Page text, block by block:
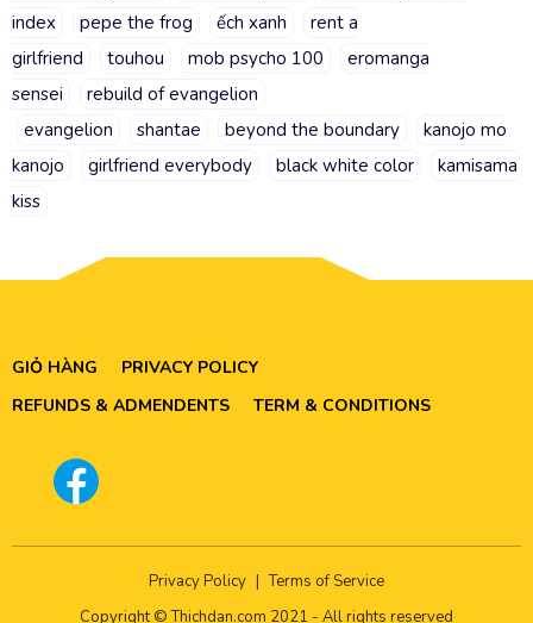
index
pepe the frog ếch xanh
rent a
girlfriend
touhou mob psycho 100
eromanga
sensei
rebuild of evangelion
evangelion
shantae beyond the boundary
kanojo mo
kanojo
girlfriend everybody black white color
kamisama
kiss
GIỎ HÀNG
PRIVACY POLICY
REFUNDS & ADMENDENTS
TERM & CONDITIONS
Privacy Policy | Terms of Service
Copyright © Thichdan.com 2021 - All rights reserved